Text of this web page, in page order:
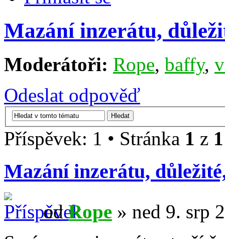
Mazání inzerátu,
Moderátoři: Rope, baffy,
Odeslat odpověď
Příspěvek: 1 • Stránka 1 z 1
Mazání inzerátu,
odRope » ned 9. srp